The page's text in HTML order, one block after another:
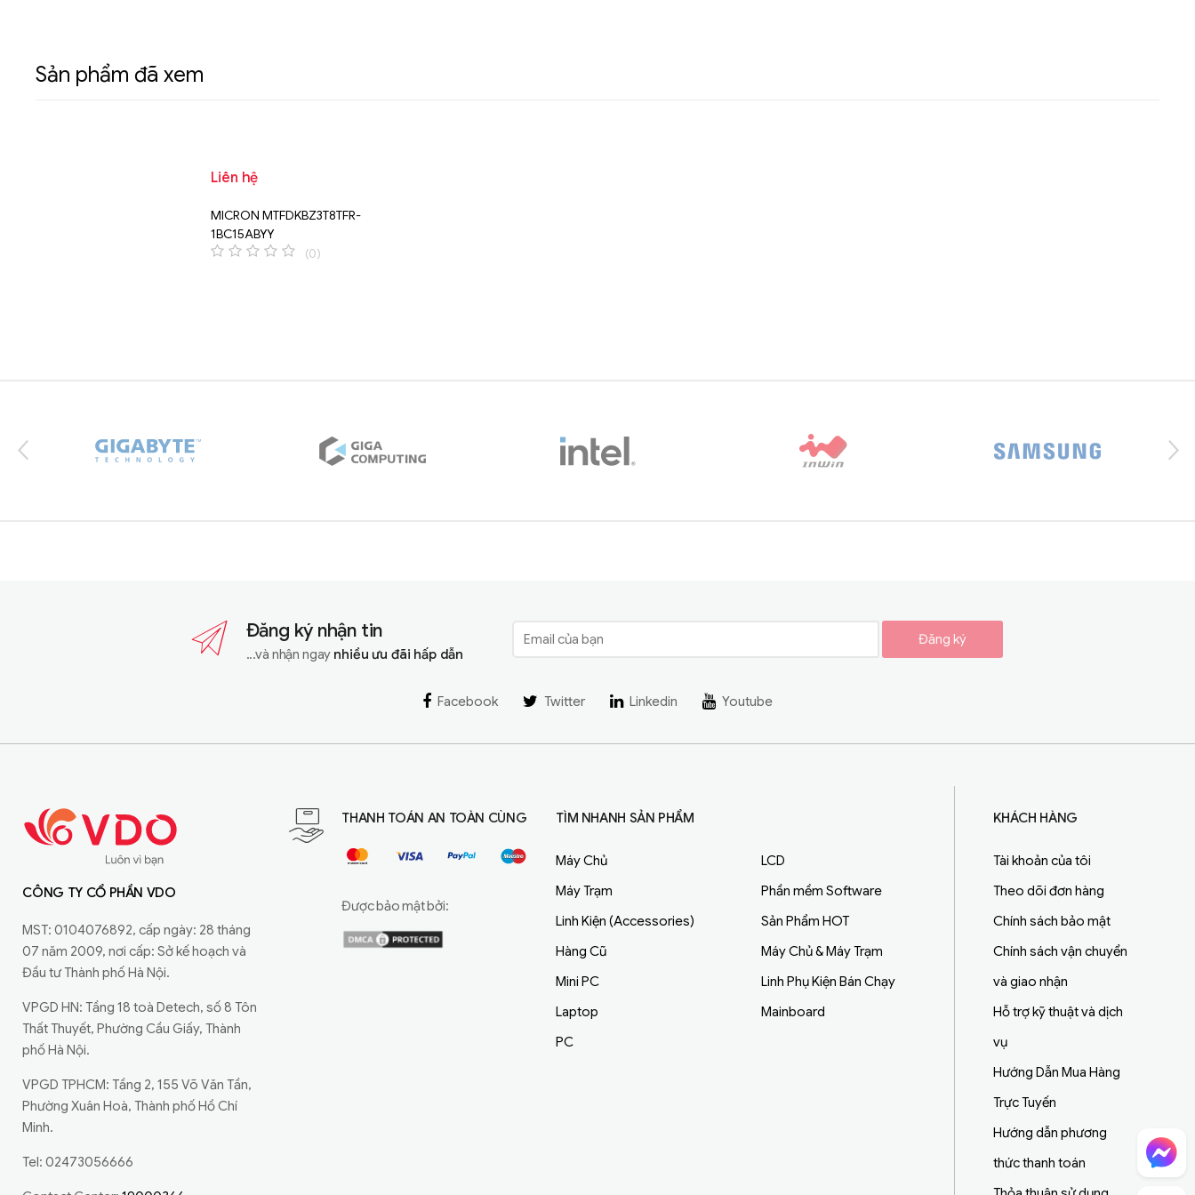
Sản phẩm đã xem
Liên hệ
MICRON MTFDKBZ3T8TFR-
1BC15ABYY
(0)
Đăng ký nhận tin
...và nhận ngay nhiều ưu đãi hấp dẫn
Đăng ký
Facebook Twitter Linkedin Youtube
CÔNG TY CỔ PHẦN VDO
MST: 0104076892, cấp ngày: 28 tháng
07 năm 2009, nơi cấp: Sở kế hoạch và
Đầu tư Thành phố Hà Nội.
VPGD HN: Tầng 18 toà Detech, số 8 Tôn
Thất Thuyết, Phường Cầu Giấy, Thành
phố Hà Nội.
VPGD TPHCM: Tầng 2, 155 Võ Văn Tần,
Phường Xuân Hoà, Thành phố Hồ Chí
Minh.
Tel: 02473056666
THANH TOÁN AN TOÀN CÙNG
Được bảo mật bởi:
TÌM NHANH SẢN PHẨM
Máy Chủ
Máy Trạm
Linh Kiện (Accessories)
Hàng Cũ
Mini PC
Laptop
PC
LCD
Phần mềm Software
Sản Phẩm HOT
Máy Chủ & Máy Trạm
Linh Phụ Kiện Bán Chạy
Mainboard
KHÁCH HÀNG
Tài khoản của tôi
Theo dõi đơn hàng
Chính sách bảo mật
Chính sách vận chuyển
và giao nhận
Hỗ trợ kỹ thuật và dịch
vụ
Hướng Dẫn Mua Hàng
Trực Tuyến
Hướng dẫn phương
thức thanh toánChat Facebook